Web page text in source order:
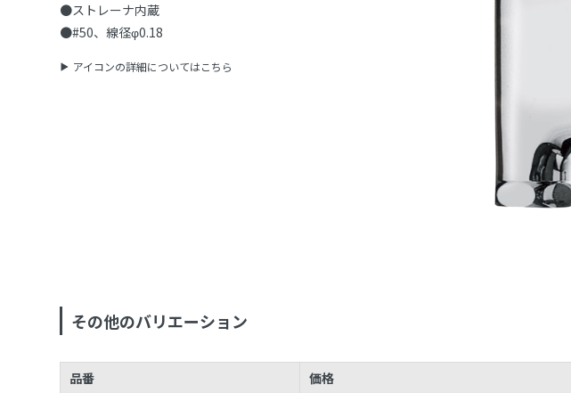
●ストレーナ内蔵
●#50、線径φ0.18
アイコンの詳細についてはこちら
その他のバリエーション
品番 価格